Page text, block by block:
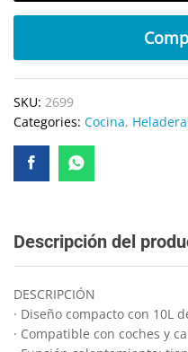
SKU: 2699
Categories: Cocina,
Descripción del
DESCRIPCIÓN
· Diseño compacto con 10L
· Compatible con coches y